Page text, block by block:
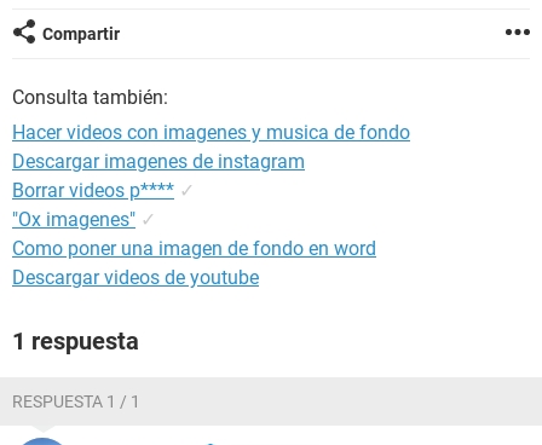
Compartir
Consulta también:
Hacer videos con imagenes y musica de fondo
Descargar imagenes de instagram
Borrar videos p**** ✓
"Ox imagenes" ✓
Como poner una imagen de fondo en word
Descargar videos de youtube
1 respuesta
RESPUESTA 1 / 1